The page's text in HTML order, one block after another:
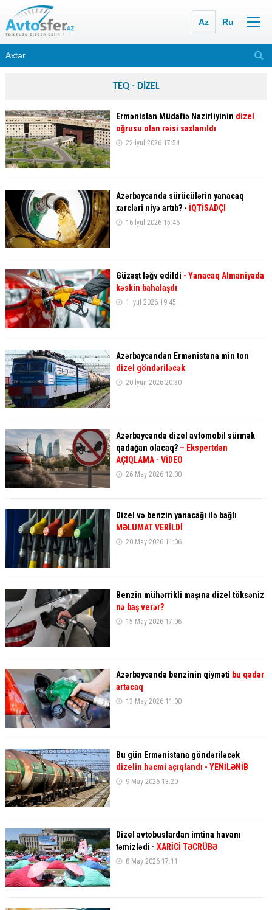
Az Ru
TEQ - DİZEL
Ermənistan Müdafiə Nazirliyinin dizel
oğrusu olan rəisi saxlanıldı
22 İyul 2026 17:54
Azərbaycanda sürücülərin yanacaq
xərcləri niyə artıb? - İQTİSADÇI
16 İyul 2026 15:46
Güzəşt ləğv edildi - Yanacaq Almaniyada
kəskin bahalaşdı
1 İyul 2026 19:45
Azərbaycandan Ermənistana min ton
dizel göndəriləcək
20 İyun 2026 20:30
Azərbaycanda dizel avtomobil sürmək
qadağan olacaq? – Ekspertdən
AÇIQLAMA - VİDEO
26 May 2026 12:00
Dizel və benzin yanacağı ilə bağlı
MƏLUMAT VERİLDİ
20 May 2026 11:06
Benzin mühərrikli maşına dizel töksəniz
nə baş verər?
15 May 2026 17:06
Azərbaycanda benzinin qiyməti bu qədər
artacaq
13 May 2026 11:00
Bu gün Ermənistana göndəriləcək
dizelin həcmi açıqlandı - YENİLƏNİB
9 May 2026 13:20
Dizel avtobuslardan imtina havanı
təmizlədi - XARİCİ TƏCRÜBƏ
8 May 2026 17:11